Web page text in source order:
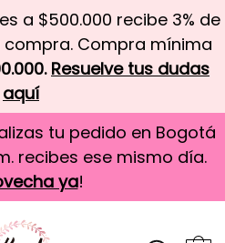
a $500.000 recibe 3% de
Compra mínima
Resuelve tus dudas
aquí
tu pedido en Bogotá
recibes ese mismo día.
ya!